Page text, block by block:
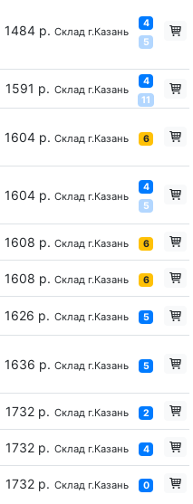
1484 р. Склад г.Казань
4
5
1591 р. Склад г.Казань
4
11
1604 р. Склад г.Казань 6
1604 р. Склад г.Казань
4
5
1608 р. Склад г.Казань 6
1608 р. Склад г.Казань 6
1626 р. Склад г.Казань 5
1636 р. Склад г.Казань 5
1732 р. Склад г.Казань 2
1732 р. Склад г.Казань 4
1732 р. Склад г.Казань 0